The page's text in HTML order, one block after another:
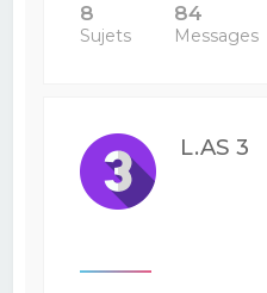
8
Sujets
84
Messages
L.AS 3